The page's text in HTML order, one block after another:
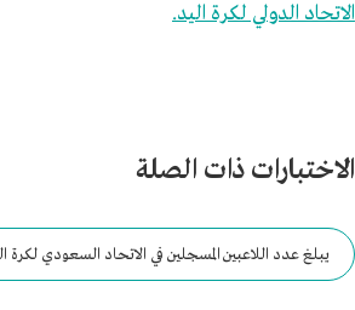
الاتحاد الدولي لكرة اليد.
الاختبارات ذات الصلة
يبلغ عدد اللاعبين المسجلين في الاتحاد السعودي لكرة